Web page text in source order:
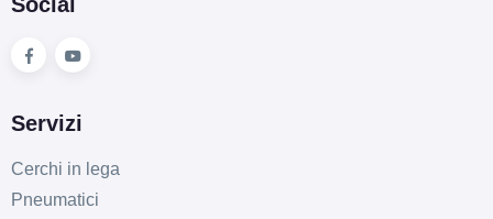
Servizi
Cerchi in lega
Pneumatici